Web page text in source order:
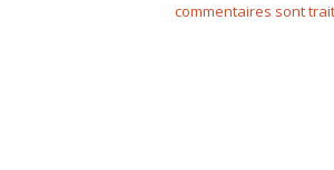
commentaires sont